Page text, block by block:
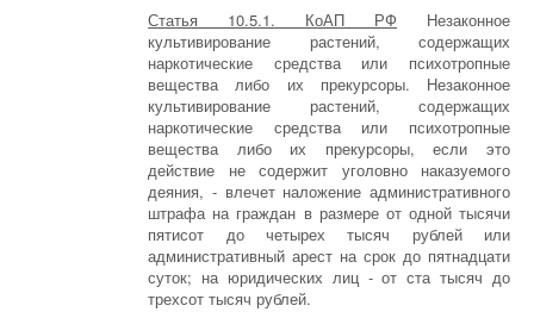
Статья 10.5.1. КоАП РФ Незаконное
культивирование растений, содержащих
наркотические средства или психотропные
вещества либо их прекурсоры. Незаконное
культивирование растений, содержащих
наркотические средства или психотропные
вещества либо их прекурсоры, если это
действие не содержит уголовно наказуемого
деяния, - влечет наложение административного
штрафа на граждан в размере от одной тысячи
пятисот до четырех тысяч рублей или
административный арест на срок до пятнадцати
суток; на юридических лиц - от ста тысяч до
трехсот тысяч рублей.